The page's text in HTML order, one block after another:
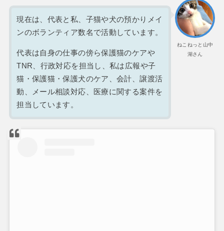
ねこねっと山中
湖さん
現在は、代表と私、子猫や犬の預かりメイ
ンのボランティア数名で活動しています。
代表は自身の仕事の傍ら保護猫のケアや
TNR、行政対応を担当し、私は広報や子
猫・保護猫・保護犬のケア、会計、譲渡活
動、メール相談対応、医療に関する案件を
担当しています。